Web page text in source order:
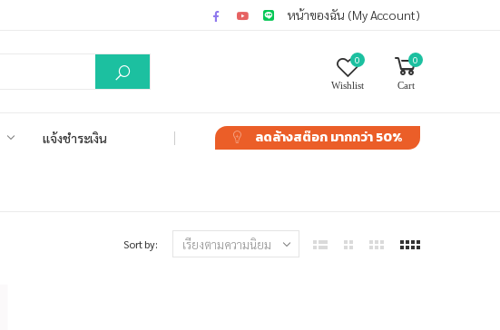
หน้าของฉัน (My Account)
0
Wishlist
0
Cart
แจ้งชำระเงิน ลดล้างสต๊อกมากกว่า 50%
Sort by: